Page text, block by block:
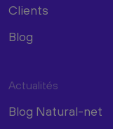
Clients
Blog
Actualités
Blog Natural-net